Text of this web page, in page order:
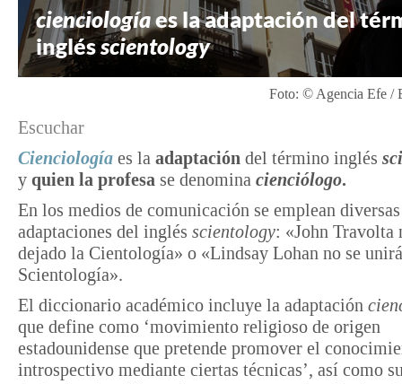
cienciologíaes la adaptación del
inglésscientology
Foto: © Agencia Efe /
Escuchar
Cienciología es la adaptación del término inglés
y quien la profesa se denomina cienciólogo.
En los medios de comunicación se emplean diversas
adaptaciones del inglés scientology: «John Travolta
dejado la Cientología» o «Lindsay Lohan no se
Scientología».
El diccionario académico incluye la adaptación
que define como ‘movimiento religioso de origen
estadounidense que pretende promover el
introspectivo mediante ciertas técnicas’, así como